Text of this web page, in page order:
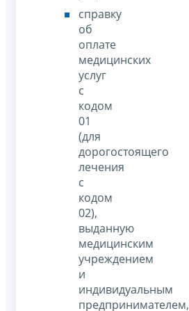
справку
об
оплате
медицинских
услуг
с
кодом
01
(для
дорогостоящего
лечения
с
кодом
02),
выданную
медицинским
учреждением
и
индивидуальным
предпринимателем,